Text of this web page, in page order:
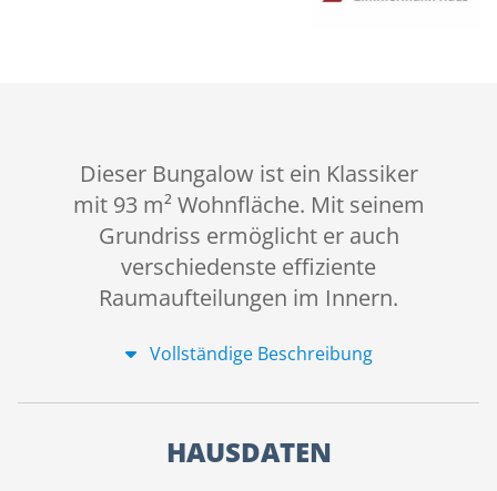
Dieser Bungalow ist ein Klassiker
mit 93 m² Wohnfläche. Mit seinem
Grundriss ermöglicht er auch
verschiedenste effiziente
Raumaufteilungen im Innern.
Vollständige Beschreibung
HAUSDATEN